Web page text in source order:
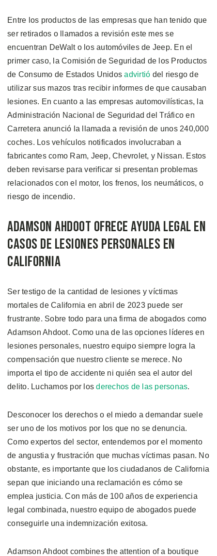
Entre los productos de las empresas que han tenido que
ser retirados o llamados a revisión este mes se
encuentran DeWalt o los automóviles de Jeep. En el
primer caso, la Comisión de Seguridad de los Productos
de Consumo de Estados Unidosadvirtió del riesgo de
utilizar sus mazos tras recibir informes de que causaban
lesiones. En cuanto a las empresas automovilísticas, la
Administración Nacional de Seguridad del Tráfico en
Carretera anunció la llamada a revisión de unos 240,000
coches. Los vehículos notificados involucraban a
fabricantes como Ram, Jeep, Chevrolet, y Nissan. Estos
deben revisarse para verificar si presentan problemas
relacionados con el motor, los frenos, los neumáticos, o
riesgo de incendio.
Adamson Ahdoot Ofrece Ayuda Legal en
Casos de Lesiones Personales en
California
Ser testigo de la cantidad de lesiones y víctimas
mortales de California en abril de 2023 puede ser
frustrante. Sobre todo para una firma de abogados como
Adamson Ahdoot. Como una de las opciones líderes en
lesiones personales, nuestro equipo siempre logra la
compensación que nuestro cliente se merece. No
importa el tipo de accidente ni quién sea el autor del
delito. Luchamos por losderechos de las personas.
Desconocer los derechos o el miedo a demandar suele
ser uno de los motivos por los que no se denuncia.
Como expertos del sector, entendemos por el momento
de angustia y frustración que muchas víctimas pasan. No
obstante, es importante que los ciudadanos de California
sepan que iniciando una reclamación es cómo se
emplea justicia. Con más de 100 años de experiencia
legal combinada, nuestro equipo de abogados puede
conseguirle una indemnización exitosa.
Adamson Ahdoot combines the attention of a boutique